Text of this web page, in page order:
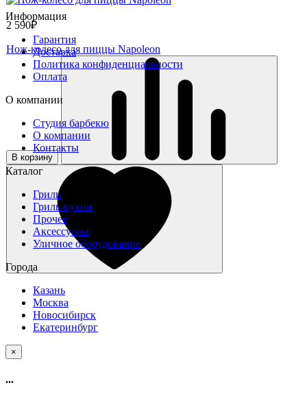
2 590₽
Нож-колесо для пиццы Napoleon
В корзину
Информация
Гарантия
Доставка
Политика конфиденциальности
Оплата
О компании
Студия барбекю
О компании
Контакты
Каталог
Грили
Гриль-кухни
Прочее
Аксессуары
Уличное оборудование
Города
Казань
Москва
Новосибирск
Екатеринбург
×
...